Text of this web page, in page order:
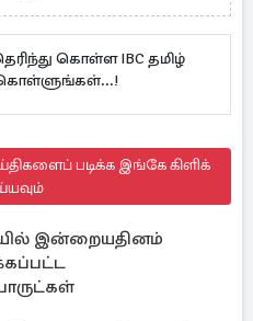
கொள்ள IBC தமிழ்
படிக்க இங்கே கிளிக்
இன்றையதினம்